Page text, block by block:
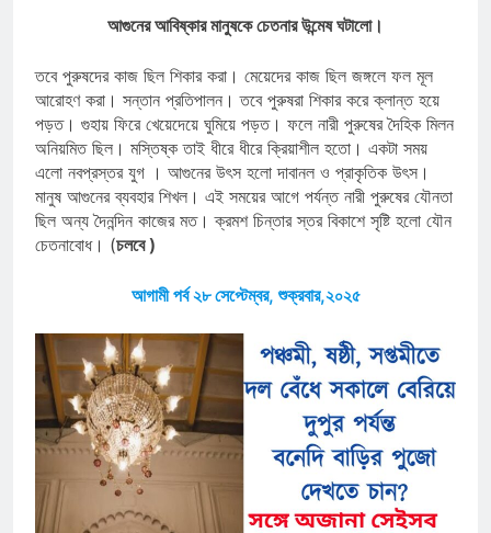
আগুনের আবিষ্কার মানুষকে চেতনার উন্মেষ ঘটালো।
তবে পুরুষদের কাজ ছিল শিকার করা। মেয়েদের কাজ ছিল জঙ্গলে ফল মূল
আরোহণ করা। সন্তান প্রতিপালন। তবে পুরুষরা শিকার করে ক্লান্ত হয়ে
পড়ত। গুহায় ফিরে খেয়েদেয়ে ঘুমিয়ে পড়ত। ফলে নারী পুরুষের দৈহিক মিলন
অনিয়মিত ছিল। মস্তিষ্ক তাই ধীরে ধীরে ক্রিয়াশীল হতো। একটা সময়
এলো নবপ্রস্তর যুগ । আগুনের উৎস হলো দাবানল ও প্রাকৃতিক উৎস।
মানুষ আগুনের ব্যবহার শিখল। এই সময়ের আগে পর্যন্ত নারী পুরুষের যৌনতা
ছিল অন্য দৈনন্দিন কাজের মত। ক্রমশ চিন্তার স্তর বিকাশে সৃষ্টি হলো যৌন
চেতনাবোধ। (চলবে )
আগামী পর্ব ২৮ সেপ্টেম্বর, শুক্রবার,২০২৫